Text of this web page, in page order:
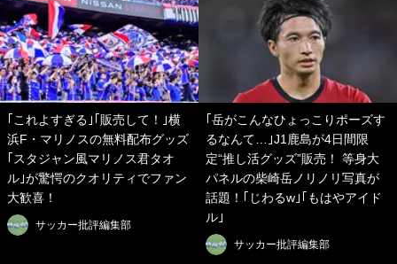
｢これよすぎる｣｢販売して！｣横
浜F・マリノスの無料配布グッズ
｢スタジャン風マリノス君タオ
ル｣が驚愕のクオリティでファン
大歓喜！
サッカー批評編集部
｢岳がこんなひょっこりポーズす
るなんて…｣J1鹿島が4日間限
定“推し活グッズ”販売！ 等身大
パネルの柴崎岳ノリノリ写真が
話題！｢じわるw｣｢もはやアイド
ル｣
サッカー批評編集部